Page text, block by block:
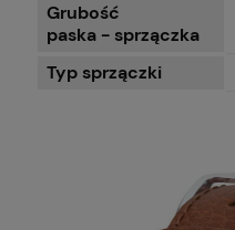
Grubość
paska - sprzączka
Typ sprzączki